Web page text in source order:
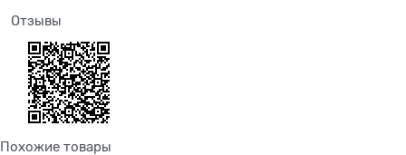
Отзывы
Похожие товары